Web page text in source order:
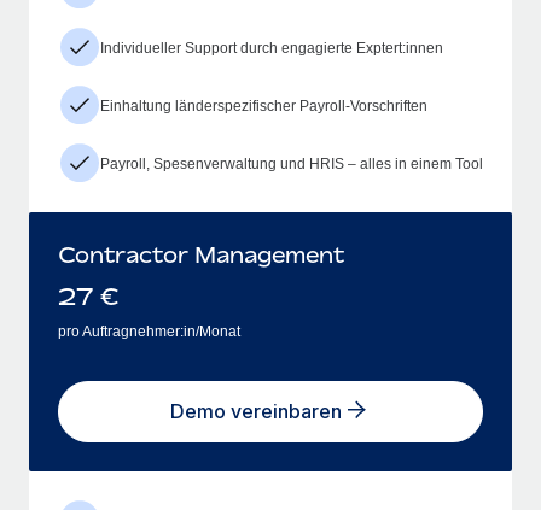
Individueller Support durch engagierte Exptert:innen
Einhaltung länderspezifischer Payroll-Vorschriften
Payroll, Spesenverwaltung und HRIS – alles in einem Tool
Contractor Management
27 €
pro Auftragnehmer:in/Monat
Demo vereinbaren